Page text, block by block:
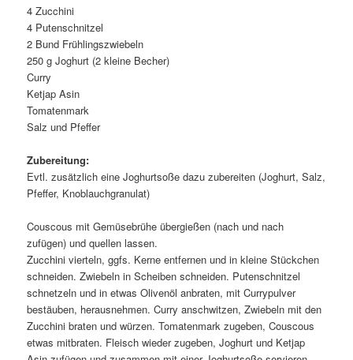
4 Zucchini
4 Putenschnitzel
2 Bund Frühlingszwiebeln
250 g Joghurt (2 kleine Becher)
Curry
Ketjap Asin
Tomatenmark
Salz und Pfeffer
Zubereitung:
Evtl. zusätzlich eine Joghurtsoße dazu zubereiten (Joghurt, Salz,
Pfeffer, Knoblauchgranulat)
Couscous mit Gemüsebrühe übergießen (nach und nach
zufügen) und quellen lassen.
Zucchini vierteln, ggfs. Kerne entfernen und in kleine Stückchen
schneiden. Zwiebeln in Scheiben schneiden. Putenschnitzel
schnetzeln und in etwas Olivenöl anbraten, mit Currypulver
bestäuben, herausnehmen. Curry anschwitzen, Zwiebeln mit den
Zucchini braten und würzen. Tomatenmark zugeben, Couscous
etwas mitbraten. Fleisch wieder zugeben, Joghurt und Ketjap